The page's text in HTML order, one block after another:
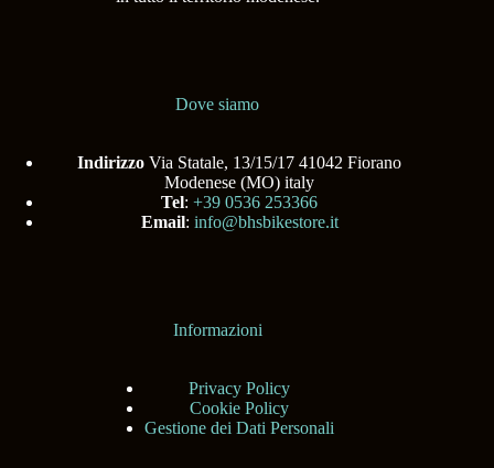
Dove siamo
Indirizzo Via Statale, 13/15/17 41042 Fiorano
Modenese (MO) italy
Tel:+39 0536 253366
Email: info@bhsbikestore.it
Informazioni
Privacy Policy
Cookie Policy
Gestione dei Dati Personali